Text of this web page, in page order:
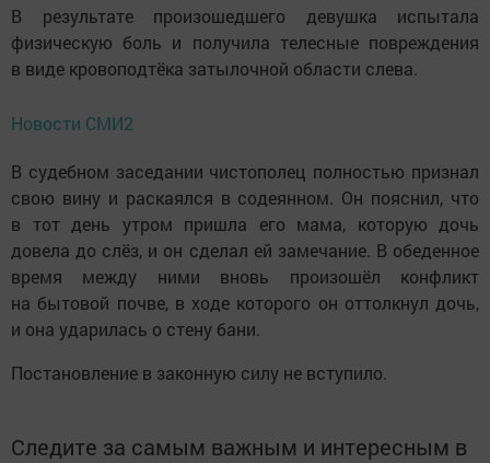
В результате произошедшего девушка испытала
физическую боль и получила телесные повреждения
в виде кровоподтёка затылочной области слева.
Новости СМИ2
В судебном заседании чистополец полностью признал
свою вину и раскаялся в содеянном. Он пояснил, что
в тот день утром пришла его мама, которую дочь
довела до слёз, и он сделал ей замечание. В обеденное
время между ними вновь произошёл конфликт
на бытовой почве, в ходе которого он оттолкнул дочь,
и она ударилась о стену бани.
Постановление в законную силу не вступило.
Следите за самым важным и интересным в